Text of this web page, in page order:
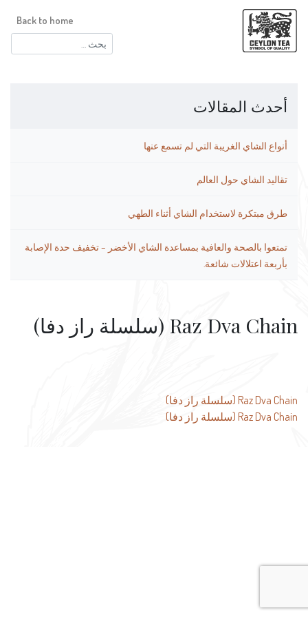
البحث
عن:
Back to home
أحدث المقالات
أنواع الشاي الغريبة التي لم تسمع عنها
تقاليد الشاي حول العالم
طرق مبتكرة لاستخدام الشاي أثناء الطهي
تمتعوا بالصحة والعافية بمساعدة الشاي الأخضر – تخفيف حدة الإصابة
بأربعة اعتلالات شائعة.
Raz Dva Chain (سلسلة راز دفا)
تصفّح
المقالات
Raz Dva Chain (سلسلة راز دفا)
Raz Dva Chain (سلسلة راز دفا)